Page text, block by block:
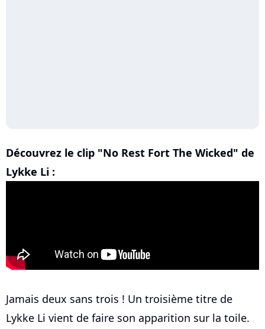
Découvrez le clip "No Rest Fort The Wicked" de
Lykke Li :
Jamais deux sans trois ! Un troisième titre de
Lykke Li vient de faire son apparition sur la toile.